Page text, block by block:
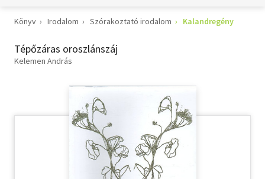
Életmód, egészség
Erotika
Könyv Irodalom Szórakoztató irodalom Kalandregény
Tépőzáras oroszlánszáj
Kelemen András